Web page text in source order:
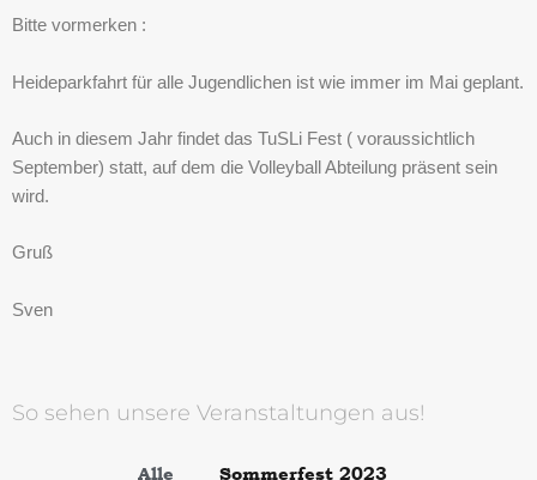
Bitte vormerken :
Heideparkfahrt für alle Jugendlichen ist wie immer im Mai geplant.
Auch in diesem Jahr findet das TuSLi Fest ( voraussichtlich
September) statt, auf dem die Volleyball Abteilung präsent sein
wird.
Gruß
Sven
So sehen unsere Veranstaltungen aus!
Alle Sommerfest 2023